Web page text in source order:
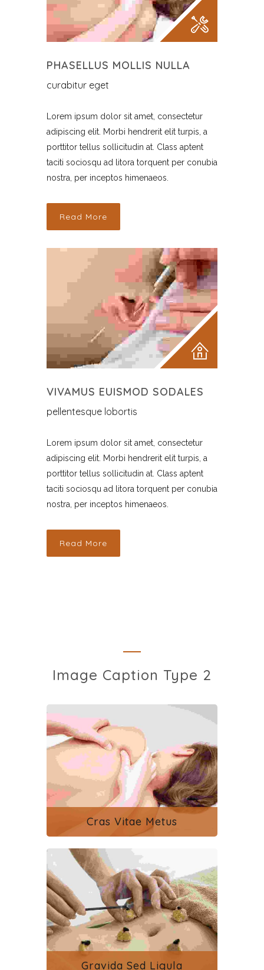
PHASELLUS MOLLIS NULLA
curabitur eget
Lorem ipsum dolor sit amet, consectetur
adipiscing elit. Morbi hendrerit elit turpis, a
porttitor tellus sollicitudin at. Class aptent
taciti sociosqu ad litora torquent per conubia
nostra, per inceptos himenaeos.
Read More
VIVAMUS EUISMOD SODALES
pellentesque lobortis
Lorem ipsum dolor sit amet, consectetur
adipiscing elit. Morbi hendrerit elit turpis, a
porttitor tellus sollicitudin at. Class aptent
taciti sociosqu ad litora torquent per conubia
nostra, per inceptos himenaeos.
Read More
Image Caption Type 2
Cras Vitae Metus
Gravida Sed Ligula